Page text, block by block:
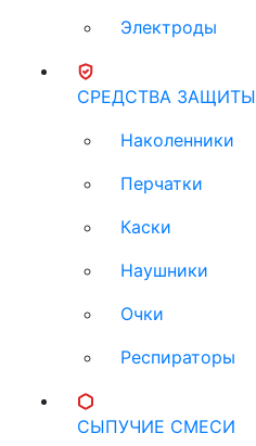
Электроды
СРЕДСТВА ЗАЩИТЫ
Наколенники
Перчатки
Каски
Наушники
Очки
Респираторы
СЫПУЧИЕ СМЕСИ